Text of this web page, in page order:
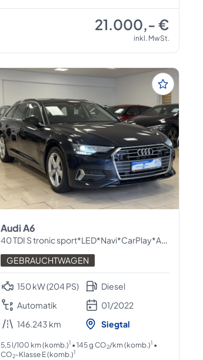
21.000,- €
inkl. MwSt.
Audi A6
40 TDI S tronic sport*LED*Navi*CarPlay*ACC*1H
GEBRAUCHTWAGEN
150 kW (204 PS)
Automatik
146.243 km
Diesel
01/2022
Siegtal
5,5 l/100 km (komb.)1• 145 g CO2/km (komb.)1•
CO2-Klasse E (komb.)1